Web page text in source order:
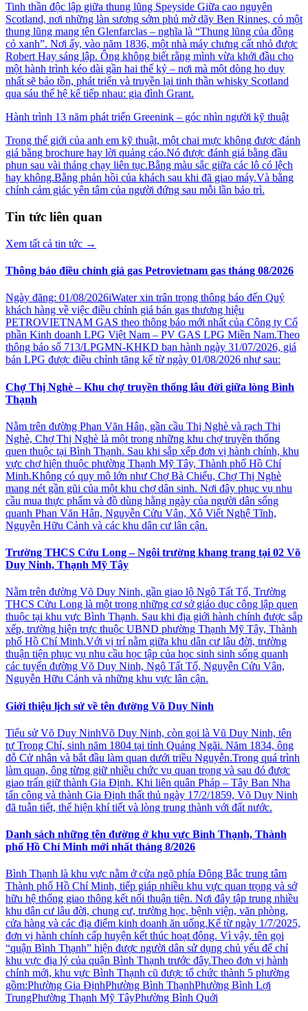
Tinh thần độc lập giữa thung lũng Speyside Giữa cao nguyên
Scotland, nơi những làn sương sớm phủ mờ dãy Ben Rinnes, có một
thung lũng mang tên Glenfarclas – nghĩa là “Thung lũng của đồng
cỏ xanh”. Nơi ấy, vào năm 1836, một nhà máy chưng cất nhỏ được
Robert Hay sáng lập. Ông không biết rằng mình vừa khởi đầu cho
một hành trình kéo dài gần hai thế kỷ – nơi mà một dòng họ duy
nhất sẽ bảo tồn, phát triển và truyền lại tinh thần whisky Scotland
qua sáu thế hệ kế tiếp nhau: gia đình Grant.
Hành trình 13 năm phát triển Greenink – góc nhìn người kỹ thuật
Trong thế giới của anh em kỹ thuật, một chai mực không được đánh
giá bằng brochure hay lời quảng cáo.Nó được đánh giá bằng đầu
phun sau vài tháng chạy liên tục.Bằng màu sắc giữa các lô có lệch
hay không.Bằng phản hồi của khách sau khi đã giao máy.Và bằng
chính cảm giác yên tâm của người đứng sau mỗi lần bảo trì.
Tin tức liên quan
Xem tất cả tin tức →
Thông báo điều chỉnh giá gas Petrovietnam gas tháng 08/2026
Ngày đăng: 01/08/2026iWater xin trân trọng thông báo đến Quý
khách hàng về việc điều chỉnh giá bán gas thương hiệu
PETROVIETNAM GAS theo thông báo mới nhất của Công ty Cổ
phần Kinh doanh LPG Việt Nam – PV GAS LPG Miền Nam.Theo
thông báo số 713/LPGMN-KHKD ban hành ngày 31/07/2026, giá
bán LPG được điều chỉnh tăng kể từ ngày 01/08/2026 như sau:
Chợ Thị Nghè – Khu chợ truyền thống lâu đời giữa lòng Bình
Thạnh
Nằm trên đường Phan Văn Hân, gần cầu Thị Nghè và rạch Thị
Nghè, Chợ Thị Nghè là một trong những khu chợ truyền thống
quen thuộc tại Bình Thạnh. Sau khi sắp xếp đơn vị hành chính, khu
vực chợ hiện thuộc phường Thạnh Mỹ Tây, Thành phố Hồ Chí
Minh.Không có quy mô lớn như Chợ Bà Chiểu, Chợ Thị Nghè
mang nét gần gũi của một khu chợ dân sinh. Nơi đây phục vụ nhu
cầu mua thực phẩm và đồ dùng hằng ngày của người dân sống
quanh Phan Văn Hân, Nguyễn Cửu Vân, Xô Viết Nghệ Tĩnh,
Nguyễn Hữu Cảnh và các khu dân cư lân cận.
Trường THCS Cửu Long – Ngôi trường khang trang tại 02 Võ
Duy Ninh, Thạnh Mỹ Tây
Nằm trên đường Võ Duy Ninh, gần giao lộ Ngô Tất Tố, Trường
THCS Cửu Long là một trong những cơ sở giáo dục công lập quen
thuộc tại khu vực Bình Thạnh. Sau khi địa giới hành chính được sắp
xếp, trường hiện trực thuộc UBND phường Thạnh Mỹ Tây, Thành
phố Hồ Chí Minh.Với vị trí nằm giữa khu dân cư lâu đời, trường
thuận tiện phục vụ nhu cầu học tập của học sinh sinh sống quanh
các tuyến đường Võ Duy Ninh, Ngô Tất Tố, Nguyễn Cửu Vân,
Nguyễn Hữu Cảnh và những khu vực lân cận.
Giới thiệu lịch sử về tên đường Võ Duy Ninh
Tiểu sử Võ Duy NinhVõ Duy Ninh, còn gọi là Vũ Duy Ninh, tên
tự Trọng Chí, sinh năm 1804 tại tỉnh Quảng Ngãi. Năm 1834, ông
đỗ Cử nhân và bắt đầu làm quan dưới triều Nguyễn.Trong quá trình
làm quan, ông từng giữ nhiều chức vụ quan trọng và sau đó được
giao trấn giữ thành Gia Định. Khi liên quân Pháp – Tây Ban Nha
tấn công và thành Gia Định thất thủ ngày 17/2/1859, Võ Duy Ninh
đã tuẫn tiết, thể hiện khí tiết và lòng trung thành với đất nước.
Danh sách những tên đường ở khu vực Bình Thạnh, Thành
phố Hồ Chí Minh mới nhất tháng 8/2026
Bình Thạnh là khu vực nằm ở cửa ngõ phía Đông Bắc trung tâm
Thành phố Hồ Chí Minh, tiếp giáp nhiều khu vực quan trọng và sở
hữu hệ thống giao thông kết nối thuận tiện. Nơi đây tập trung nhiều
khu dân cư lâu đời, chung cư, trường học, bệnh viện, văn phòng,
cửa hàng và các địa điểm kinh doanh ăn uống.Kể từ ngày 1/7/2025,
đơn vị hành chính cấp huyện kết thúc hoạt động. Vì vậy, tên gọi
“quận Bình Thạnh” hiện được người dân sử dụng chủ yếu để chỉ
khu vực địa lý của quận Bình Thạnh trước đây.Theo đơn vị hành
chính mới, khu vực Bình Thạnh cũ được tổ chức thành 5 phường
gồm:Phường Gia ĐịnhPhường Bình ThạnhPhường Bình Lợi
TrungPhường Thạnh Mỹ TâyPhường Bình Quới